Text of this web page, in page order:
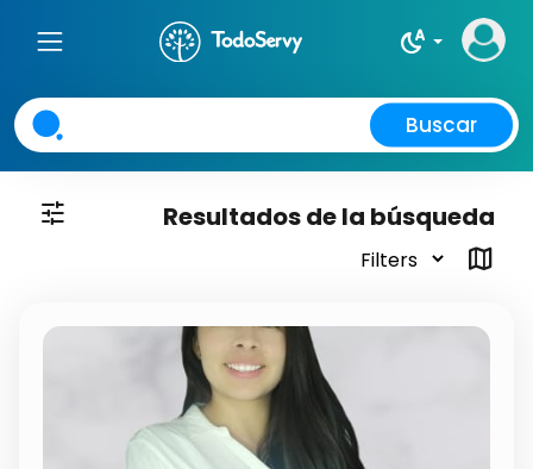
night_sight_auto
Buscar
tune
Resultados de la búsqueda
map